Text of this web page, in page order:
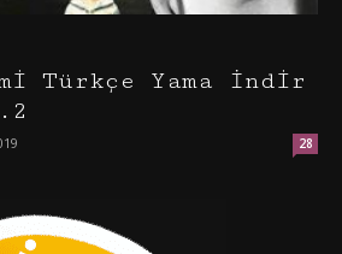
Türkçe Yama İndir
28